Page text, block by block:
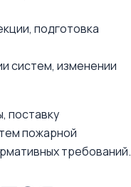
подготовка
систем, изменении
поставку
пожарной
требований.